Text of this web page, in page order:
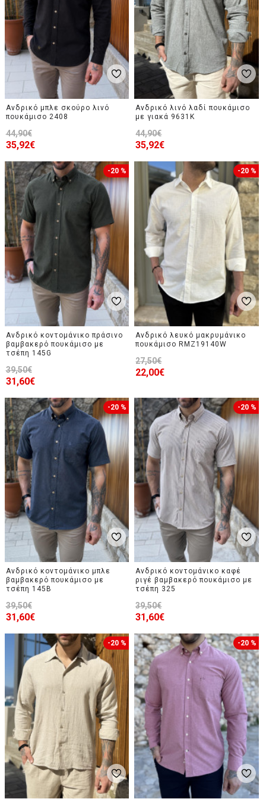
Ανδρικό μπλε σκούρο λινό
πουκάμισο 2408
35,92€
44,90€
Ανδρικό λινό λαδί πουκάμισο
με γιακά 9631K
35,92€
44,90€
-20 %
Ανδρικό κοντομάνικο πράσινο
βαμβακερό πουκάμισο με
τσέπη 145G
31,60€
39,50€
-20 %
Ανδρικό λευκό μακρυμάνικο
πουκάμισο RMZ19140W
22,00€
27,50€
-20 %
Ανδρικό κοντομάνικο μπλε
βαμβακερό πουκάμισο με
τσέπη 145B
31,60€
39,50€
-20 %
Ανδρικό κοντομάνικο καφέ
ριγέ βαμβακερό πουκάμισο με
τσέπη 325
31,60€
39,50€
-20 % -20 %